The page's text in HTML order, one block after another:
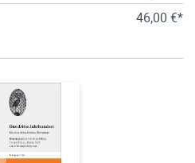
46,00 €*